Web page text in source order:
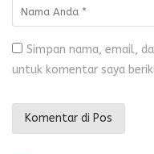
Simpan nama, email,
untuk komentar saya